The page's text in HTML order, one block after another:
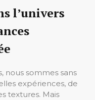
l’univers
nous sommes sans
expériences, de
textures. Mais